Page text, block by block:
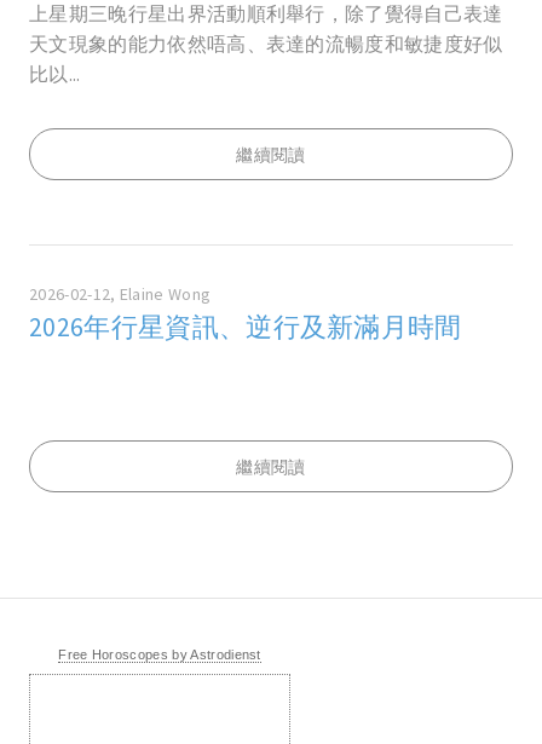
上星期三晚行星出界活動順利舉行，除了覺得自己表達
天文現象的能力依然唔高、表達的流暢度和敏捷度好似
比以...
繼續閱讀
2026-02-12, Elaine Wong
2026年行星資訊、逆行及新滿月時間
繼續閱讀
Free Horoscopes by Astrodienst